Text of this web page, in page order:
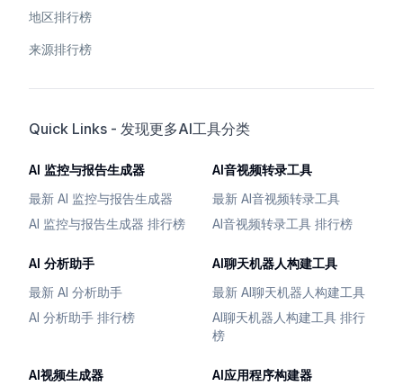
地区排行榜
来源排行榜
Quick Links - 发现更多AI工具分类
AI 监控与报告生成器
最新 AI 监控与报告生成器
AI 监控与报告生成器 排行榜
AI音视频转录工具
最新 AI音视频转录工具
AI音视频转录工具 排行榜
AI 分析助手
最新 AI 分析助手
AI 分析助手 排行榜
AI聊天机器人构建工具
最新 AI聊天机器人构建工具
AI聊天机器人构建工具 排行
榜
AI视频生成器
AI应用程序构建器